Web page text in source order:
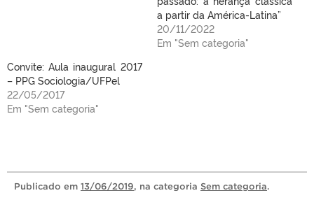
a partir da América-Latina”
20/11/2022
Em "Sem categoria"
Convite: Aula inaugural 2017
– PPG Sociologia/UFPel
22/05/2017
Em "Sem categoria"
Publicado em 13/06/2019, na categoria Sem categoria.